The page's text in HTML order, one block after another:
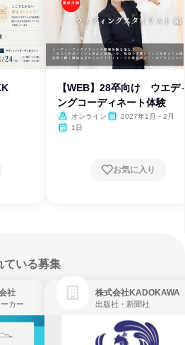
【WEB】28卒向け ウエデ
ングコーディネート体験
オンライン
2027年1月・2月
1日
お気に入り
ている募集
社
カー
株式会社KADOKAWA
出版社・新聞社